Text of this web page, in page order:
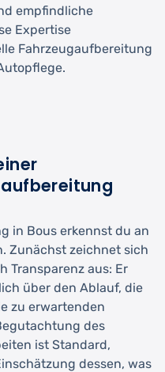
empfindliche
Expertise
Fahrzeugaufbereitung
in Bous erkennst du an
Zunächst zeichnet sich
Transparenz aus: Er
über den Ablauf, die
zu erwartenden
des
ist Standard,
dessen, was